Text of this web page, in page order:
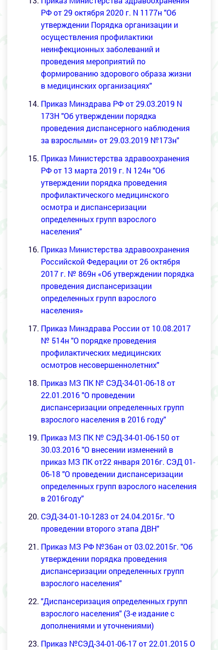
РФ от 29 октября 2020 г. N 1177н "Об
утверждении Порядка организации и
осуществления профилактики
неинфекционных заболеваний и
проведения мероприятий по
формированию здорового образа жизни
в медицинских организациях"
Приказ Минздрава РФ от 29.03.2019 N
173Н "Об утверждении порядка
проведения диспансерного наблюдения
за взрослыми» от 29.03.2019 №173н"
Приказ Министерства здравоохранения
РФ от 13 марта 2019 г. N 124н "Об
утверждении порядка проведения
профилактического медицинского
осмотра и диспансеризации
определенных групп взрослого
населения"
Приказ Министерства здравоохранения
Российской Федерации от 26 октября
2017 г. № 869н «Об утверждении порядка
проведения диспансеризации
определенных групп взрослого
населения»
Приказ Минздрава России от 10.08.2017
№ 514н "О порядке проведения
профилактических медицинских
осмотров несовершеннолетних"
Приказ МЗ ПК № СЭД-34-01-06-18 от
22.01.2016 "О проведении
диспансеризации определенных групп
взрослого населения в 2016 году"
Приказ МЗ ПК № СЭД-34-01-06-150 от
30.03.2016 "О внесении изменений в
приказ МЗ ПК от22 января 2016г. СЭД 01-
06-18 "О проведении диспансеризации
определенных групп взрослого населения
в 2016году"
СЭД-34-01-10-1283 от 24.04.2015г. "О
проведении второго этапа ДВН"
Приказ МЗ РФ №36ан от 03.02.2015г. "Об
утверждении порядка проведения
диспансеризации определенных групп
взрослого населения"
"Диспансеризация определенных групп
взрослого населения" (3-е издание с
дополнениями и уточнениями)
Приказ №СЭД-34-01-06-17 от 22.01.2015 О